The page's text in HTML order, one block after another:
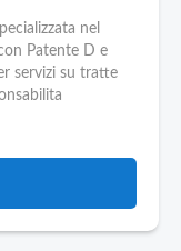
nel
Patente D e
servizi su tratte